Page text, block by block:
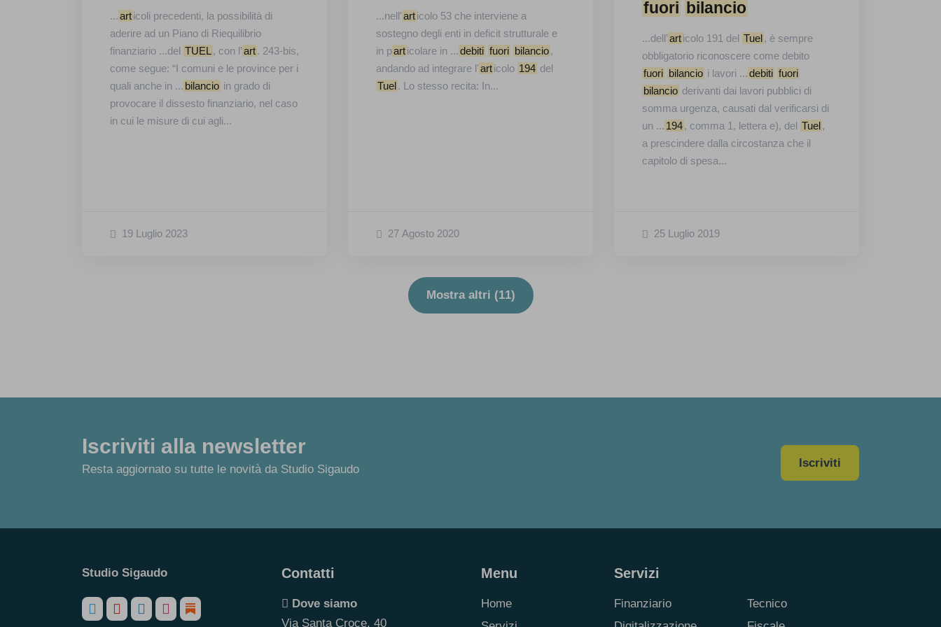
...articoli precedenti, la possibilità di
aderire ad un Piano di Riequilibrio
finanziario ...del TUEL , con l’art. 243-bis,
come segue: “I comuni e le province per i
quali anche in ... bilancio in grado di
provocare il dissesto finanziario, nel caso
in cui le misure di cui agli...
19 Luglio 2023
...nell'articolo 53 che interviene a
sostegno degli enti in deficit strutturale e
in particolare in ...debiti fuori bilancio,
andando ad integrare l'articolo 194 del
Tuel. Lo stesso recita: In...
27 Agosto 2020
fuori bilancio
...dell’articolo 191 del Tuel, è sempre
obbligatorio riconoscere come debito
fuori bilancio i lavori ...debiti fuori
bilancio derivanti dai lavori pubblici di
somma urgenza, causati dal verificarsi di
un ... 194, comma 1, lettera e), del Tuel,
a prescindere dalla circostanza che il
capitolo di spesa...
25 Luglio 2019
Mostra altri (11)
Iscriviti alla newsletter
Resta aggiornato su tutte le novità da Studio Sigaudo Iscriviti
Studio Sigaudo Contatti
Dove siamo
Via Santa Croce, 40
Menu
Home
Servizi
Finanziario
Tecnico